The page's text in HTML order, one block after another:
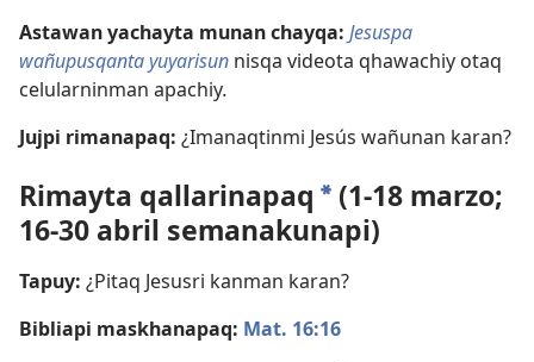
Astawan yachayta munan chayqa: Jesuspa
wañupusqanta yuyarisun nisqa videota qhawachiy otaq
celularninman apachiy.
Jujpi rimanapaq: ¿Imanaqtinmi Jesús wañunan karan?
Rimayta qallarinapaq * (1-18 marzo;
16-30 abril semanakunapi)
Tapuy: ¿Pitaq Jesusri kanman karan?
Bibliapi maskhanapaq: Mat. 16:16